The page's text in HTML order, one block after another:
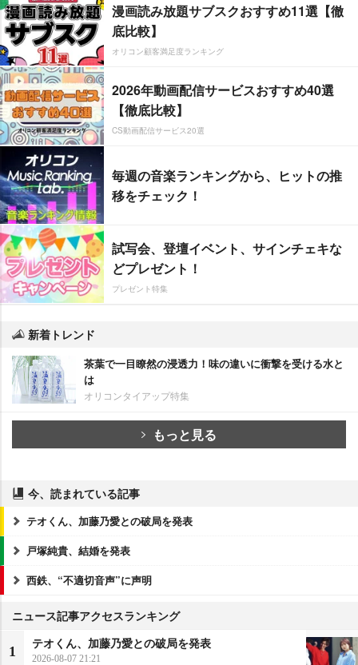
漫画読み放題サブスクおすすめ11選【徹
底比較】
オリコン顧客満足度ランキング
2026年動画配信サービスおすすめ40選
【徹底比較】
CS動画配信サービス20選
毎週の音楽ランキングから、ヒットの推
移をチェック！
試写会、登壇イベント、サインチェキな
どプレゼント！
プレゼント特集
新着トレンド
茶葉で一目瞭然の浸透力！味の違いに衝撃を受ける水と
は
オリコンタイアップ特集
もっと見る
今、読まれている記事
テオくん、加藤乃愛との破局を発表
戸塚純貴、結婚を発表
西鉄、“不適切音声”に声明
ニュース記事アクセスランキング
1
テオくん、加藤乃愛との破局を発表
2026-08-07 21:21